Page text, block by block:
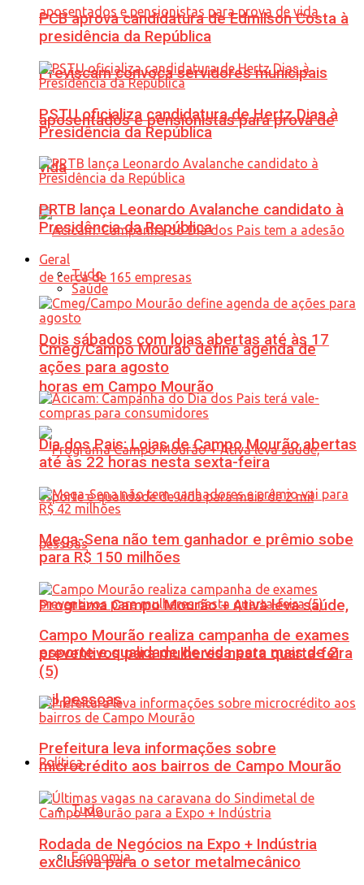
Previscam convoca servidores municipais
aposentados e pensionistas para prova de
vida
Dois sábados com lojas abertas até às 17
horas em Campo Mourão
Programa Campo Mourão + Ativa leva saúde,
esporte e qualidade de vida para mais de 2
mil pessoas
Política
Tudo
Economia
PCB aprova candidatura de Edmilson Costa à
presidência da República
PSTU oficializa candidatura de Hertz Dias à
Presidência da República
PRTB lança Leonardo Avalanche candidato à
Presidência da República
Geral
Tudo
Saúde
Cmeg/Campo Mourão define agenda de
ações para agosto
Dia dos Pais: Lojas de Campo Mourão abertas
até às 22 horas nesta sexta-feira
Mega-Sena não tem ganhador e prêmio sobe
para R$ 150 milhões
Campo Mourão realiza campanha de exames
preventivos para mulheres nesta quarta-feira
(5)
Prefeitura leva informações sobre
microcrédito aos bairros de Campo Mourão
Rodada de Negócios na Expo + Indústria
exclusiva para o setor metalmecânico